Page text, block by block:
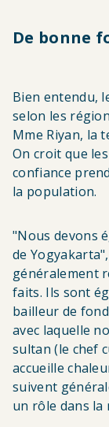
De bonne
Bien entendu,
selon les
Mme Riyan, la
On croit que
confiance
la population.
"Nous devons
de
généralement
faits. Ils sont
bailleur de
avec laquelle
sultan (le chef
accueille
suivent
un rôle dans